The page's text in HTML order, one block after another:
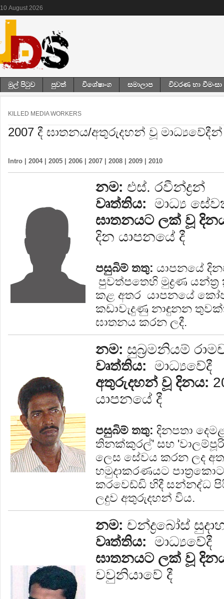
10 August 2026
මුල් පිටුව පුවත් විශේෂාංග සමාලාප විවරණ හා වීමංසා
KILLED MEDIA WORKERS
2007 දී ඝාතනය/අතුරුදහන් වූ මාධ්‍යවේදීන්
Intro 2004| 2005 2006 2007 2008 2009 2010
නම: එස්. රවීන්ද්‍රන්
වෘත්තිය: මාධ්‍ය
ඝාතනයට ලක් වූ
දින යාපනයේ දී
පසුබිම් තතු: යාපනයේ
පුවත්පතෙහි මුද්‍රණ
කළ අතර යාපනයේ
කඩාවැදුණු නාඳුනන
ඝාතනය කරන ලදී.
නම: සුබ්‍රමනියම්
වෘත්තිය: මාධ්‍යවේදී
අතුරුදහන් වූ දිනය:
යාපනයේ දී
පසුබිම් තතු: දිනපතා
තිනක්කුරල්' සහ
ලෙස සේවය කරන ලද
හමුදාකරණයට
කරවෙඩ්ඩි හිදී සන්නද්ධ
ලදුව අතුරුදහන් විය.
නම: චන්ද්‍රබෝස්
වෘත්තිය: මාධ්‍යවේදී
ඝාතනයට ලක් වූ
වවුනියාවේ දී